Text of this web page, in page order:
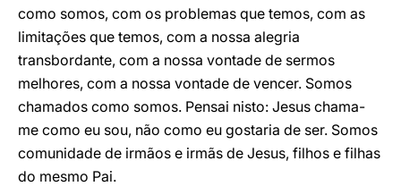
como somos, com os problemas que temos, com as
limitações que temos, com a nossa alegria
transbordante, com a nossa vontade de sermos
melhores, com a nossa vontade de vencer. Somos
chamados como somos. Pensai nisto: Jesus chama-
me como eu sou, não como eu gostaria de ser. Somos
comunidade de irmãos e irmãs de Jesus, filhos e filhas
do mesmo Pai.